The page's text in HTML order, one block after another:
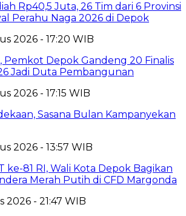
Rp40,5 Juta, 26 Tim dari 6 Provinsi
Perahu Naga 2026 di Depok
2026 - 17:20 WIB
Pemkot Depok Gandeng 20 Finalis
Jadi Duta Pembangunan
2026 - 17:15 WIB
Sasana Bulan Kampanyekan
2026 - 13:57 WIB
ke-81 RI, Wali Kota Depok Bagikan
Merah Putih di CFD Margonda
- 21:47 WIB